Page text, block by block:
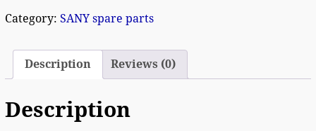
Category: SANY spare parts
Description Reviews (0)
Description